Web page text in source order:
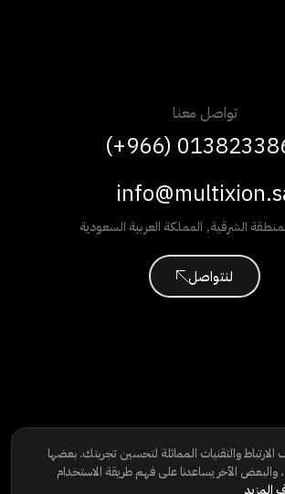
محفوظة
تواصل معنا
(+966)
الشرقية, المملكة العربية السعودية
لنتواصل
والتقنيات المماثلة لتحسين تجربتك. بعضها
الآخر يساعدنا على فهم طريقة الاستخدام
المزيد